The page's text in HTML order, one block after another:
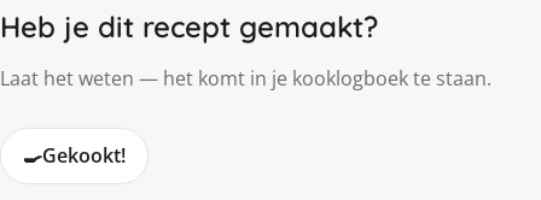
Heb je dit recept gemaakt?
Laat het weten — het komt in je kooklogboek te staan.
🍳Gekookt!